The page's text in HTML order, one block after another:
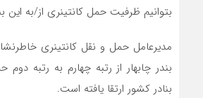
بتوانیم ظرفیت حمل کانتینری از/به این
مدیرعامل حمل و نقل کانتینری
بندر چابهار از رتبه چهارم به رتبه دوم
بنادر کشور ارتقا یافته است.